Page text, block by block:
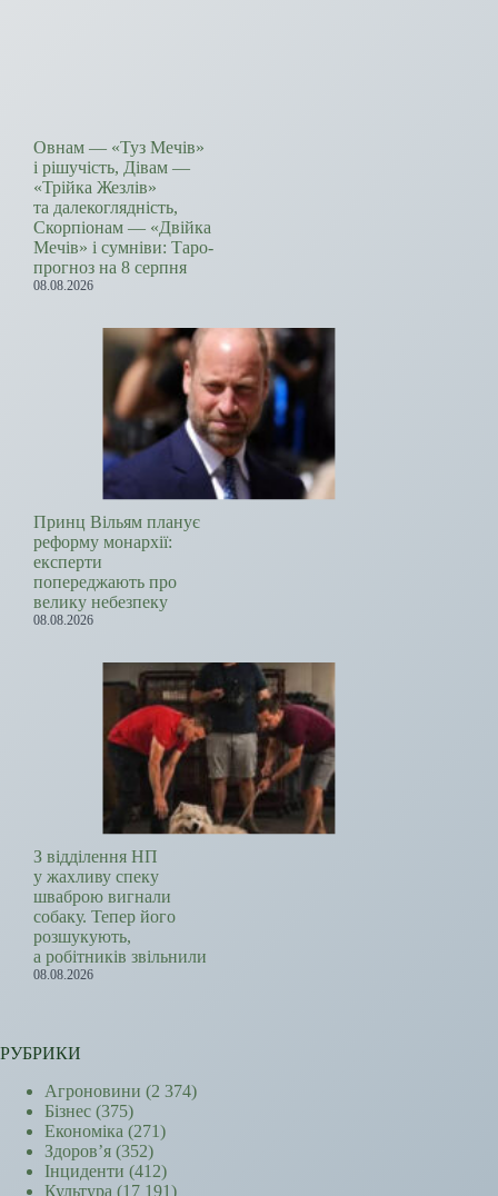
Овнам — «Туз Мечів»
і рішучість, Дівам —
«Трійка Жезлів»
та далекоглядність,
Скорпіонам — «Двійка
Мечів» і сумніви: Таро-
прогноз на 8 серпня
08.08.2026
Принц Вільям планує
реформу монархії:
експерти
попереджають про
велику небезпеку
08.08.2026
З відділення НП
у жахливу спеку
шваброю вигнали
собаку. Тепер його
розшукують,
а робітників звільнили
08.08.2026
РУБРИКИ
Агроновини (2 374)
Бізнес (375)
Економіка (271)
Здоров’я (352)
Інциденти (412)
Культура (17 191)